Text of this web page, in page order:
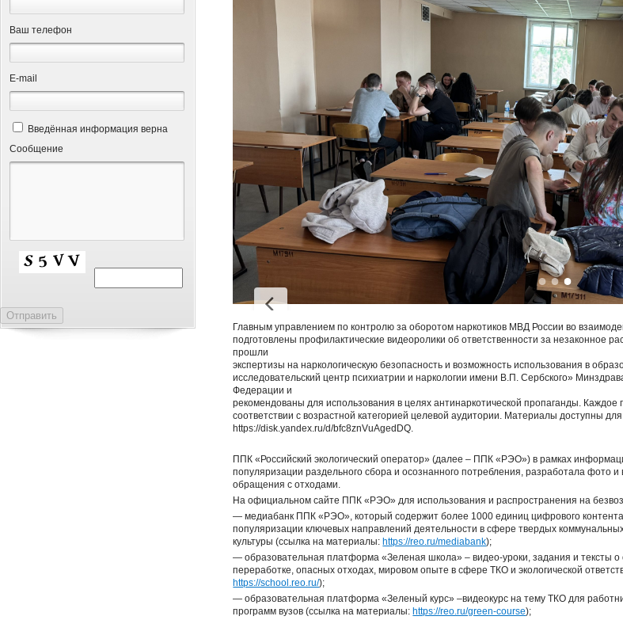
Ваш телефон
Е-mail
Введённая информация верна
Сообщение
Главным управлением по контролю за оборотом наркотиков МВД России во
подготовлены профилактические видеоролики об ответственности за незаконное
прошли
экспертизы на наркологическую безопасность и возможность использования в
исследовательский центр психиатрии и наркологии имени В.П. Сербского»
Федерации и
рекомендованы для использования в целях антинаркотической пропаганды.
соответствии с возрастной категорией целевой аудитории. Материалы доступны
https://disk.yandex.ru/d/bfc8znVuAgedDQ.
ППК «Российский экологический оператор» (далее – ППК «РЭО») в рамках
популяризации раздельного сбора и осознанного потребления, разработала фото
обращения с отходами.
На официальном сайте ППК «РЭО» для использования и распространения на
— медиабанк ППК «РЭО», который содержит более 1000 единиц цифрового
популяризации ключевых направлений деятельности в сфере твердых
культуры (ссылка на материалы:https://reo.ru/mediabank);
— образовательная платформа «Зеленая школа» – видео-уроки, задания и тексты о
переработке, опасных отходах, мировом опыте в сфере ТКО и экологической
https://school.reo.ru/);
— образовательная платформа «Зеленый курс» –видеокурс на тему ТКО для
программ вузов (ссылка на материалы:https://reo.ru/green-course);